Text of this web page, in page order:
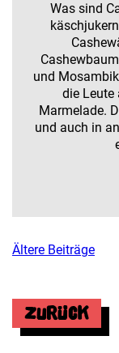
Was sind
und
die Leute
Marmelade.
und auch in
Ältere Beiträge
Zurück